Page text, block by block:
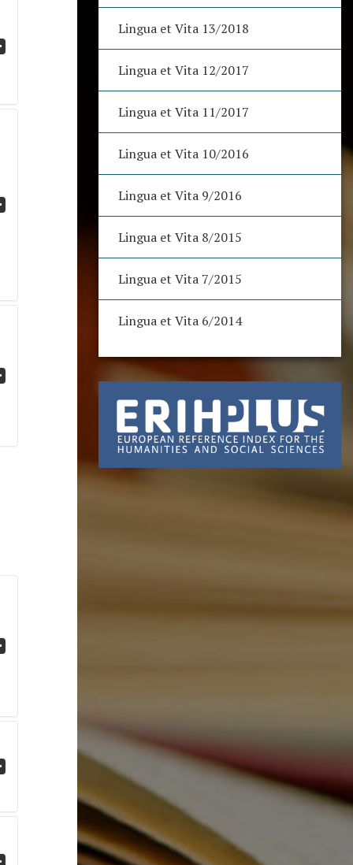
Lingua et Vita 13/2018
Lingua et Vita 12/2017
Lingua et Vita 11/2017
Lingua et Vita 10/2016
Lingua et Vita 9/2016
Lingua et Vita 8/2015
Lingua et Vita 7/2015
Lingua et Vita 6/2014